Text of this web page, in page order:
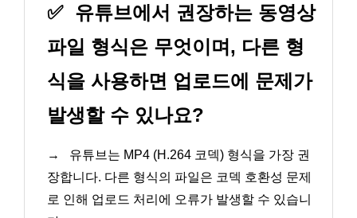
✅ 유튜브에서 권장하는 동영상
파일 형식은 무엇이며, 다른 형
식을 사용하면 업로드에 문제가
발생할 수 있나요?
→
유튜브는 MP4 (H.264 코덱) 형식을 가장 권
장합니다. 다른 형식의 파일은 코덱 호환성 문제
로 인해 업로드 처리에 오류가 발생할 수 있습니